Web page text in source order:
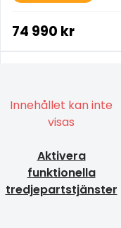
74 990 kr
Innehållet kan inte
visas
Aktivera
funktionella
tredjepartstjänster